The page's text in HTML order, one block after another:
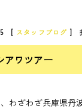
[ スタッフブログ] 投
アワツアー
わざわざ兵庫県丹